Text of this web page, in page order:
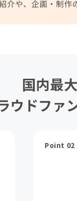
国内最
ウドファ
Point 02